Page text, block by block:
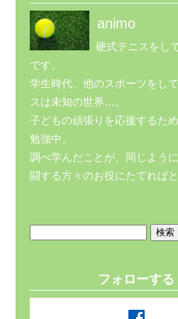
animo
硬式テニスをし
です。
学生時代、他のスポーツをし
スは未知の世界…。
子どもの頑張りを応援するた
勉強中。
調べ学んだことが、同じよう
闘する方々のお役にたてればと
フォローする